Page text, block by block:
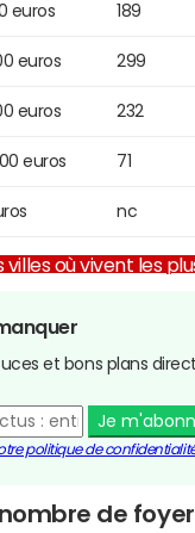
euros 189
euros 299
euros 232
euros 71
nc
villes où vivent les
et bons plans
Je
politique de
de